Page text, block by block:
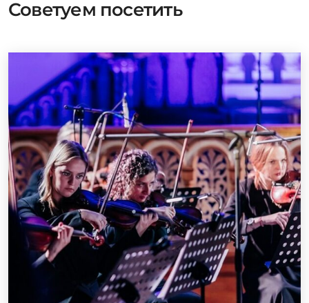
Советуем посетить